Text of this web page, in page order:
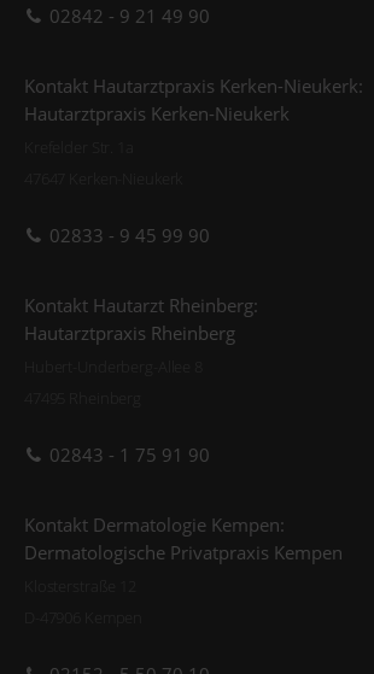
02842 - 9 21 49 90
Kontakt Hautarztpraxis Kerken-Nieukerk:
Hautarztpraxis Kerken-Nieukerk
02833 - 9 45 99 90
Kontakt Hautarzt Rheinberg:
Hautarztpraxis Rheinberg
02843 - 1 75 91 90
Kontakt Dermatologie Kempen:
Dermatologische Privatpraxis Kempen